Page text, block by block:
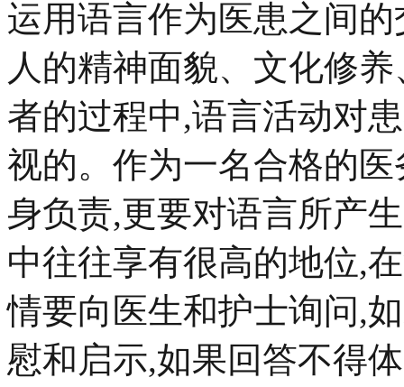
运用语言作为医患之间
人的精神面貌、文化修
者的过程中,语言活动对
视的。作为一名合格的
身负责,更要对语言所产
中往往享有很高的地位,
情要向医生和护士询问,
慰和启示,如果回答不得